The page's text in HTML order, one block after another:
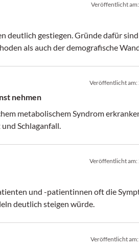
Veröffentlicht am:
deutlich gestiegen. Gründe dafür
als auch der demografische
Veröffentlicht am:
nehmen
metabolischem Syndrom
Schlaganfall.
Veröffentlicht am:
und -patientinnen oft die
deutlich steigen würde.
Veröffentlicht am: